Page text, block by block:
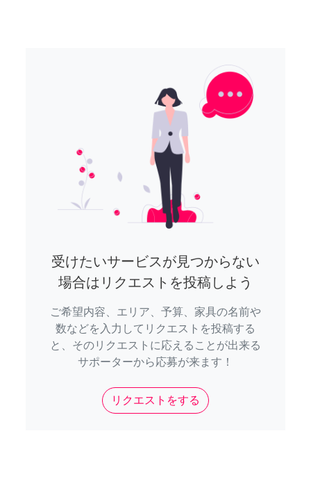
受けたいサービスが見つからない
場合はリクエストを投稿しよう
ご希望内容、エリア、予算、家具の名前や
数などを入力してリクエストを投稿する
と、そのリクエストに応えることが出来る
サポーターから応募が来ます！
リクエストをする